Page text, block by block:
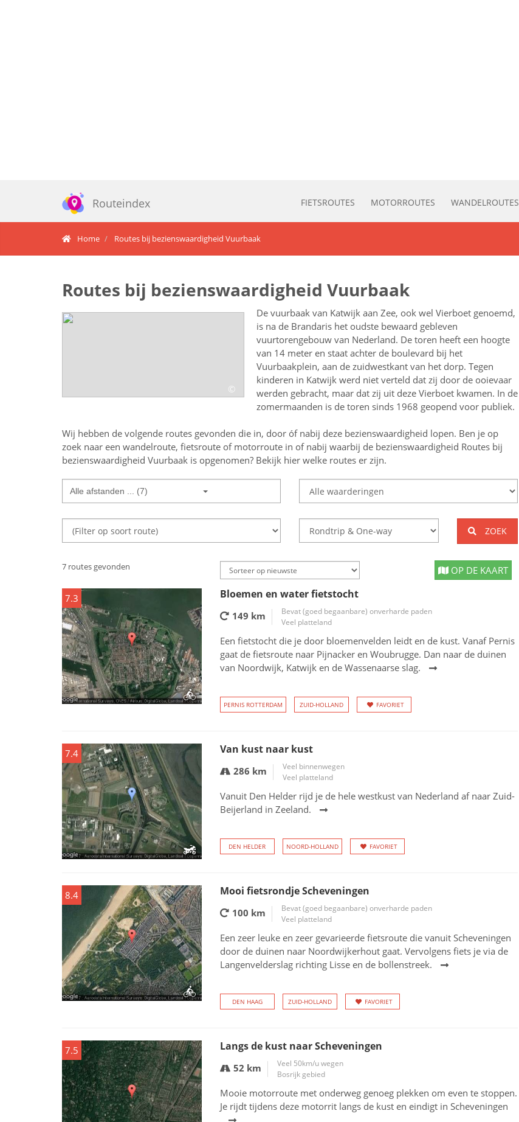
Routeindex FIETSROUTES MOTORROUTES WANDELROUTES
Home Routes bij bezienswaardigheid Vuurbaak
Routes bij bezienswaardigheid Vuurbaak
©
De vuurbaak van Katwijk aan Zee, ook wel Vierboet genoemd,
is na de Brandaris het oudste bewaard gebleven
vuurtorengebouw van Nederland. De toren heeft een hoogte
van 14 meter en staat achter de boulevard bij het
Vuurbaakplein, aan de zuidwestkant van het dorp. Tegen
kinderen in Katwijk werd niet verteld dat zij door de ooievaar
werden gebracht, maar dat zij uit deze Vierboet kwamen. In de
zomermaanden is de toren sinds 1968 geopend voor publiek.
Wij hebben de volgende routes gevonden die in, door óf nabij deze bezienswaardigheid lopen. Ben je op
zoek naar een wandelroute, fietsroute of motorroute in of nabij waarbij de bezienswaardigheid Routes bij
bezienswaardigheid Vuurbaak is opgenomen? Bekijk hier welke routes er zijn.
Alle afstanden ... (7)
ZOEK
7 routes gevonden OP DE KAART
7.3 Bloemen en water fietstocht
149 km
Bevat (goed begaanbare) onverharde paden
Veel platteland
Een fietstocht die je door bloemenvelden leidt en de kust. Vanaf Pernis
gaat de fietsroute naar Pijnacker en Woubrugge. Dan naar de duinen
van Noordwijk, Katwijk en de Wassenaarse slag.
PERNIS ROTTERDAM ZUID-HOLLAND FAVORIET
7.4 Van kust naar kust
286 km
Veel binnenwegen
Veel platteland
Vanuit Den Helder rijd je de hele westkust van Nederland af naar Zuid-
Beijerland in Zeeland.
DEN HELDER NOORD-HOLLAND FAVORIET
8.4 Mooi fietsrondje Scheveningen
100 km
Bevat (goed begaanbare) onverharde paden
Veel platteland
Een zeer leuke en zeer gevarieerde fietsroute die vanuit Scheveningen
door de duinen naar Noordwijkerhout gaat. Vervolgens fiets je via de
Langenvelderslag richting Lisse en de bollenstreek.
DEN HAAG ZUID-HOLLAND FAVORIET
7.5 Langs de kust naar Scheveningen
52 km
Veel 50km/u wegen
Bosrijk gebied
Mooie motorroute met onderweg genoeg plekken om even te stoppen.
Je rijdt tijdens deze motorrit langs de kust en eindigt in Scheveningen